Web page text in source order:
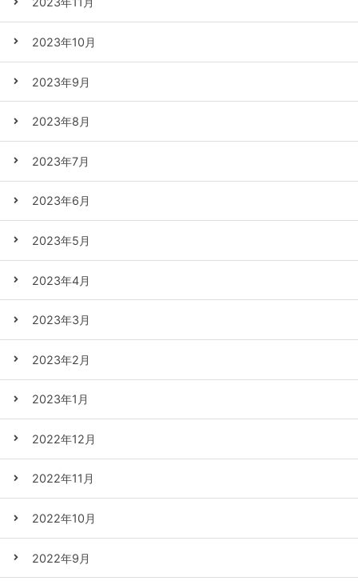
2023年10月
2023年9月
2023年8月
2023年7月
2023年6月
2023年5月
2023年4月
2023年3月
2023年2月
2023年1月
2022年12月
2022年11月
2022年10月
2022年9月